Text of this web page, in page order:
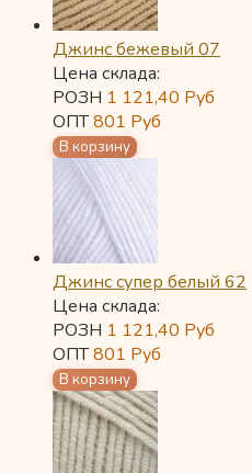
Джинс бежевый 07
Цена склада:
РОЗН 1 121,40 Руб
ОПТ801 Руб
Джинс супер белый 62
Цена склада:
РОЗН 1 121,40 Руб
ОПТ801 Руб